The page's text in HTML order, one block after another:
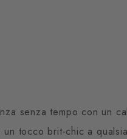
senza tempo con un
tocco brit-chic a